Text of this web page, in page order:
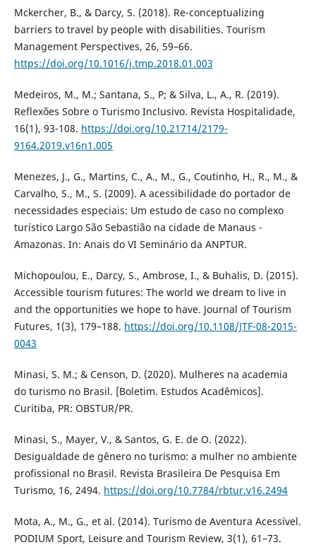
Mckercher, B., & Darcy, S. (2018). Re-conceptualizing
barriers to travel by people with disabilities. Tourism
Management Perspectives, 26, 59–66.
https://doi.org/10.1016/j.tmp.2018.01.003
Medeiros, M., M.; Santana, S., P; & Silva, L., A., R. (2019).
Reflexões Sobre o Turismo Inclusivo. Revista Hospitalidade,
16(1), 93-108. https://doi.org/10.21714/2179-
9164.2019.v16n1.005
Menezes, J., G., Martins, C., A., M., G., Coutinho, H., R., M., &
Carvalho, S., M., S. (2009). A acessibilidade do portador de
necessidades especiais: Um estudo de caso no complexo
turístico Largo São Sebastião na cidade de Manaus -
Amazonas. In: Anais do VI Seminário da ANPTUR.
Michopoulou, E., Darcy, S., Ambrose, I., & Buhalis, D. (2015).
Accessible tourism futures: The world we dream to live in
and the opportunities we hope to have. Journal of Tourism
Futures, 1(3), 179–188. https://doi.org/10.1108/JTF-08-2015-
0043
Minasi, S. M.; & Censon, D. (2020). Mulheres na academia
do turismo no Brasil. [Boletim. Estudos Acadêmicos].
Curitiba, PR: OBSTUR/PR.
Minasi, S., Mayer, V., & Santos, G. E. de O. (2022).
Desigualdade de gênero no turismo: a mulher no ambiente
profissional no Brasil. Revista Brasileira De Pesquisa Em
Turismo, 16, 2494. https://doi.org/10.7784/rbtur.v16.2494
Mota, A., M., G., et al. (2014). Turismo de Aventura Acessível.
PODIUM Sport, Leisure and Tourism Review, 3(1), 61–73.